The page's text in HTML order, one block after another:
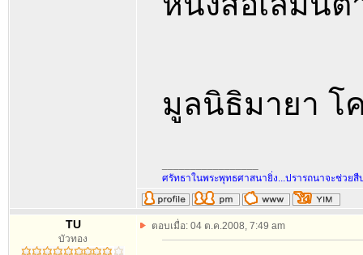
มูลนิธิมายา โ
ศรัทธาในพระพุทธศาสนายิ่ง...ปรารถนาจะช่วย
TU
บัวทอง
ตอบเมื่อ: 04 ต.ค.2008, 7:49 am